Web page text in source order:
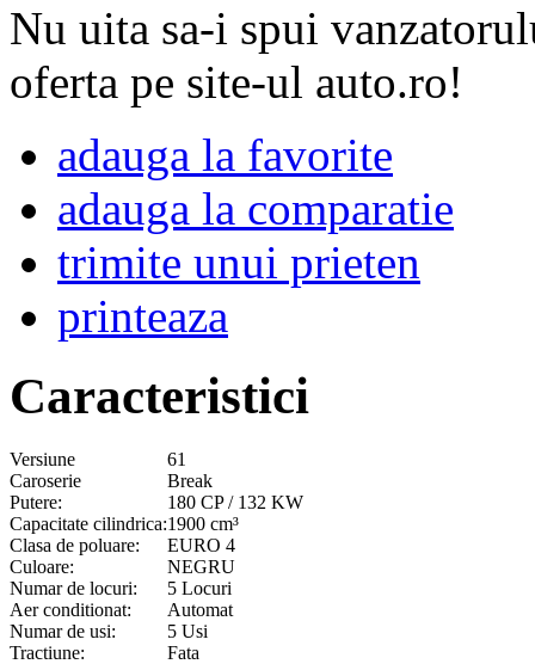
Nu uita sa-i spui
oferta pe site-ul auto.ro!
adauga la favorite
adauga la comparatie
trimite unui prieten
printeaza
Caracteristici
Versiune
61
Caroserie
Break
Putere:
180 CP / 132 KW
Capacitate cilindrica:1900 cm³
Clasa de poluare:
EURO 4
Culoare:
NEGRU
Numar de locuri:
5 Locuri
Aer conditionat:
Automat
Numar de usi:
5 Usi
Tractiune:
Fata